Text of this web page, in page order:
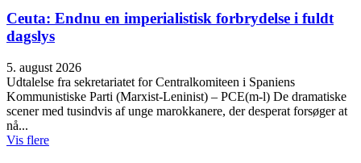
Ceuta: Endnu en imperialistisk forbrydelse i fuldt
dagslys
5. august 2026
Udtalelse fra sekretariatet for Centralkomiteen i Spaniens
Kommunistiske Parti (Marxist-Leninist) – PCE(m-l) De dramatiske
scener med tusindvis af unge marokkanere, der desperat forsøger at
nå...
Vis flere